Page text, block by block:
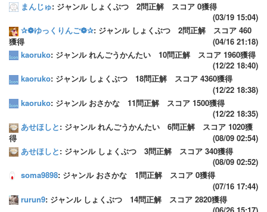
まんじゅ: ジャンル しょくぶつ 2問正解 スコア 0獲得
(03/19 15:04)
✰❁ゆっくりんご❁✰: ジャンル しょくぶつ 2問正解 スコア 460
獲得
(04/16 21:18)
kaoruko: ジャンル れんごうかんたい 10問正解 スコア 1960獲得
(12/22 18:40)
kaoruko: ジャンル しょくぶつ 18問正解 スコア 4360獲得
(12/22 18:38)
kaoruko: ジャンル おさかな 11問正解 スコア 1500獲得
(12/22 18:35)
あせほしと: ジャンル れんごうかんたい 6問正解 スコア 1020獲
得
(08/09 02:54)
あせほしと: ジャンル しょくぶつ 3問正解 スコア 340獲得
(08/09 02:52)
soma9898: ジャンル おさかな 1問正解 スコア 0獲得
(07/16 17:44)
rurun9: ジャンル しょくぶつ 14問正解 スコア 2820獲得